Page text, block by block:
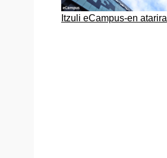
Itzuli eCampus-en atarira